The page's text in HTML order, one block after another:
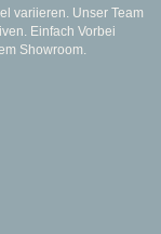
variieren. Unser Team
Einfach Vorbei
Showroom.